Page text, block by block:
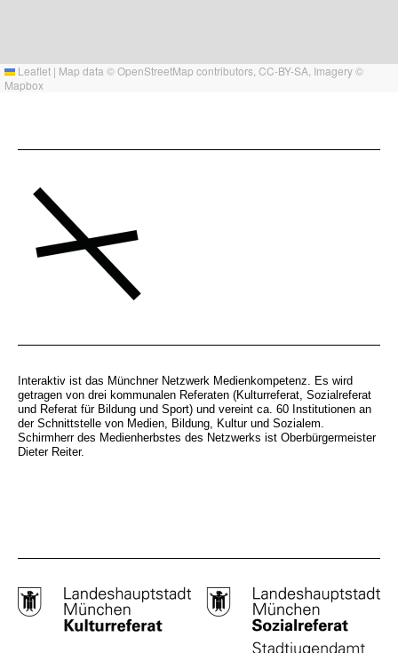
Leaflet | Map data ©OpenStreetMap contributors, CC-BY-SA , Imagery ©
Mapbox
Interaktiv ist das Münchner Netzwerk Medienkompetenz. Es wird
getragen von drei kommunalen Referaten (Kulturreferat, Sozialreferat
und Referat für Bildung und Sport) und vereint ca. 60 Institutionen an
der Schnittstelle von Medien, Bildung, Kultur und Sozialem.
Schirmherr des Medienherbstes des Netzwerks ist Oberbürgermeister
Dieter Reiter.